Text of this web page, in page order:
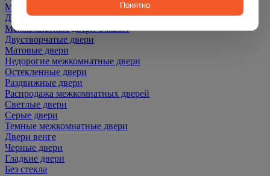
Межкомнатные двери ПЭТ
Двери со скидкой
Межкомнатные двери Эмалит
Двустворчатые двери
Матовые двери
Недорогие межкомнатные двери
Остекленные двери
Раздвижные двери
Распродажа межкомнатных дверей
Светлые двери
Серые двери
Темные межкомнатные двери
Двери венге
Черные двери
Гладкие двери
Без стекла
Понятно